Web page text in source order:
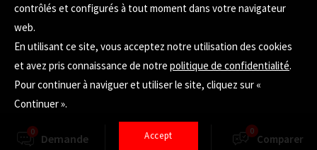
0 Demande Sélecteur
0
Comparer
contrôlés et configurés à tout moment dans votre navigateur
web.
En utilisant ce site, vous acceptez notre utilisation des cookies
et avez pris connaissance de notre politique de confidentialité.
Pour continuer à naviguer et utiliser le site, cliquez sur «
Continuer ».
Accept